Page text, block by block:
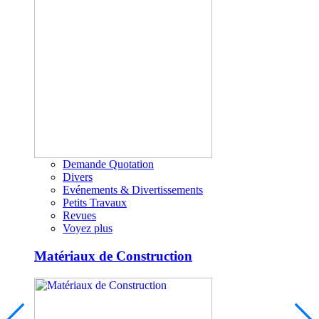
Demande Quotation
Divers
Evénements & Divertissements
Petits Travaux
Revues
Voyez plus
Matériaux de Construction